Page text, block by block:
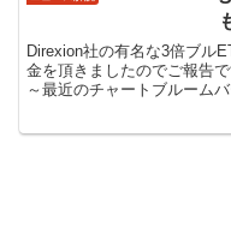
Direxion社の有名な3倍ブル
金を頂きましたのでご報告
～最近のチャートブルーム